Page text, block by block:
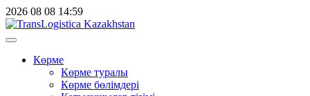
2026 08 08 14:59
Көрме
Көрме туралы
Көрме бөлімдері